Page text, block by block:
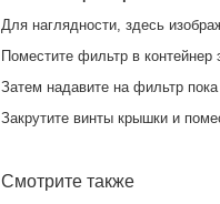
Для наглядности, здесь
Поместите фильтр в
Затем надавите на фильтр
Закрутите винты крышки и
Смотрите также